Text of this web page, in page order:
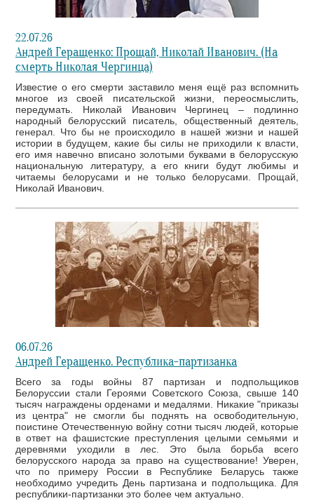
22.07.26
Андрей Геращенко: Прощай, Николай Иванович. (На
смерть Николая Чергинца)
Известие о его смерти заставило меня ещё раз вспомнить
многое из своей писательской жизни, переосмыслить,
передумать. Николай Иванович Чергинец – подлинно
народный белорусский писатель, общественный деятель,
генерал. Что бы не происходило в нашей жизни и нашей
истории в будущем, какие бы силы не приходили к власти,
его имя навечно вписано золотыми буквами в белорусскую
национальную литературу, а его книги будут любимы и
читаемы белорусами и не только белорусами. Прощай,
Николай Иванович.
06.07.26
Андрей Геращенко. Республика-партизанка
Всего за годы войны 87 партизан и подпольщиков
Белоруссии стали Героями Советского Союза, свыше 140
тысяч награждены орденами и медалями. Никакие "приказы
из центра" не смогли бы поднять на освободительную,
поистине Отечественную войну сотни тысяч людей, которые
в ответ на фашистские преступления целыми семьями и
деревнями уходили в лес. Это была борьба всего
белорусского народа за право на существование! Уверен,
что по примеру России в Республике Беларусь также
необходимо учредить День партизана и подпольщика. Для
республики-партизанки это более чем актуально.